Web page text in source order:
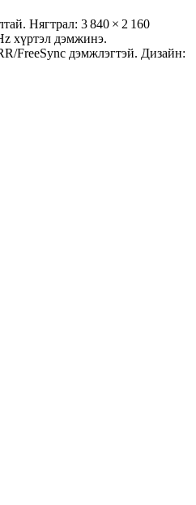
Нягтрал: 3 840 × 2 160
хүртэл дэмжинэ.
FreeSync дэмжлэгтэй. Дизайн: